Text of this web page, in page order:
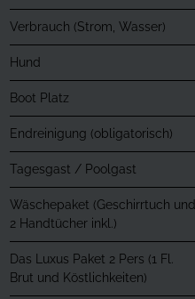
Verbrauch (Strom, Wasser)
Hund
Boot Platz
Endreinigung (obligatorisch)
Tagesgast / Poolgast
Wäschepaket (Geschirrtuch und
2 Handtücher inkl.)
Das Luxus Paket 2 Pers (1 Fl.
Brut und Köstlichkeiten)